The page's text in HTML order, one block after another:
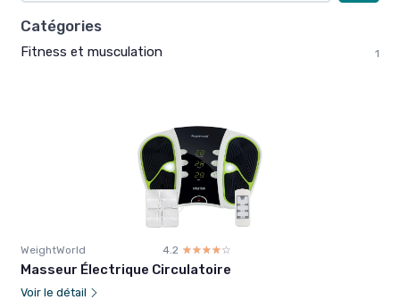
Catégories
Fitness et musculation 1
WeightWorld 4.2 ☆☆☆☆☆
★★★★★
Masseur Électrique Circulatoire
Voir le détail